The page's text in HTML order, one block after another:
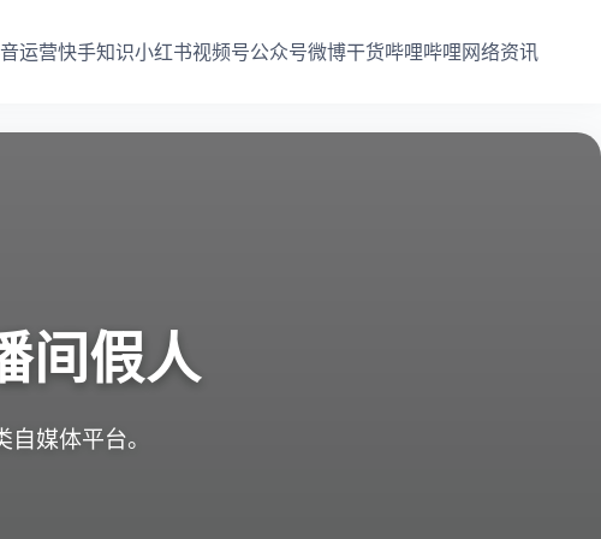
运营快手知识小红书视频号公众号微博干货哔哩哔哩网络资讯
间假人
媒体平台。